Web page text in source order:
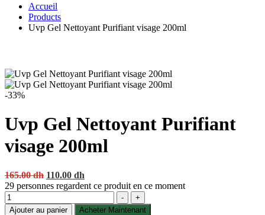
Accueil
Products
Uvp Gel Nettoyant Purifiant visage 200ml
-33%
Uvp Gel Nettoyant Purifiant
visage 200ml
165.00dh Original
price
165.00 dh.
110.00 dh
price
110.00 dh.
29 personnes regardent ce produit en ce moment
Quantité
-
+
Ajouter au panier
Acheter Maintenant